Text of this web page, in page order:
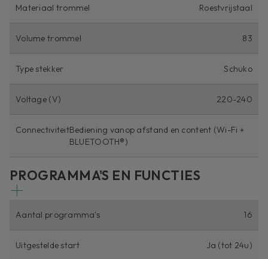
Materiaal trommel Roestvrijstaal
Volume trommel 83
Type stekker Schuko
Voltage (V) 220-240
ConnectiviteitBediening vanop afstand en content (Wi-Fi +
BLUETOOTH®)
PROGRAMMA'S EN FUNCTIES
Aantal programma's 16
Uitgestelde start Ja (tot 24u)